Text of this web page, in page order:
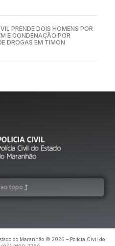
PRENDE DOIS HOMENS POR
E CONDENAÇÃO POR
DROGAS EM TIMON
topo
do Maranhão © 2026 – Polícia Civil do